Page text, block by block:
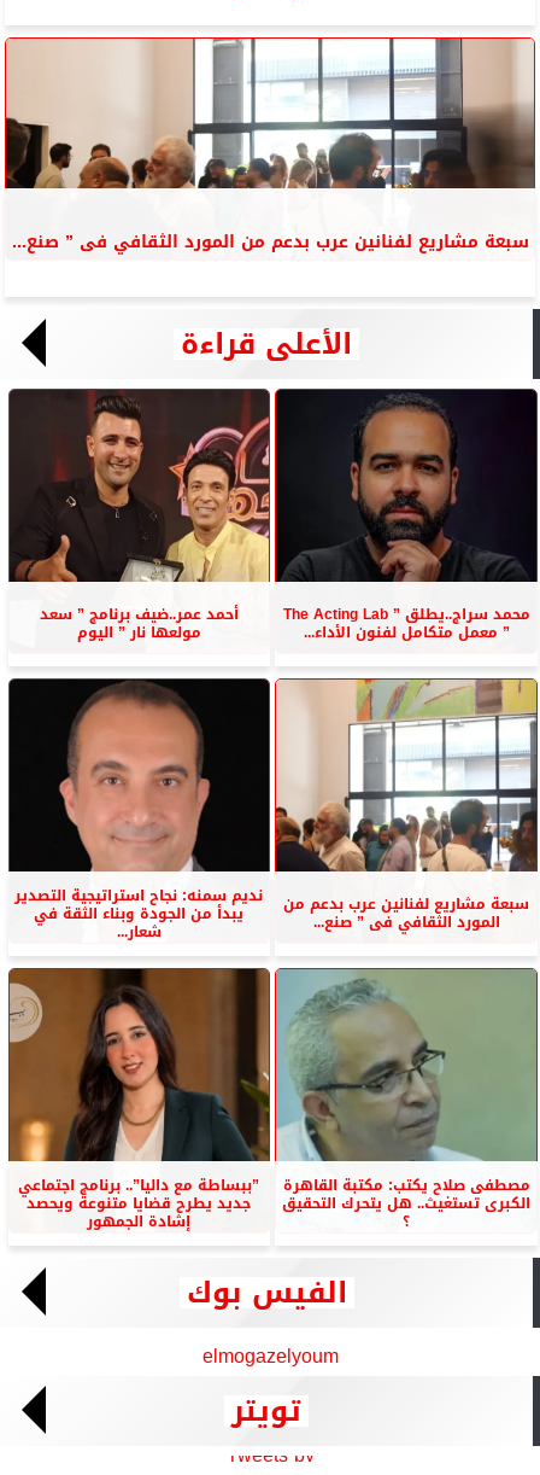
سبعة مشاريع لفنانين عرب بدعم من المورد الثقافي فى ” صنع...
الأعلى قراءة
محمد سراج..يطلق ” The Acting Lab
” معمل متكامل لفنون الأداء...
أحمد عمر..ضيف برنامج ” سعد
مولعها نار ” اليوم
سبعة مشاريع لفنانين عرب بدعم من
المورد الثقافي فى ” صنع...
نديم سمنه: نجاح استراتيجية التصدير
يبدأ من الجودة وبناء الثقة في
شعار...
مصطفى صلاح يكتب: مكتبة القاهرة
الكبرى تستغيث.. هل يتحرك التحقيق
؟
”ببساطة مع داليا”.. برنامج اجتماعي
جديد يطرح قضايا متنوعة ويحصد
إشادة الجمهور
الفيس بوك
elmogazelyoum
تويتر
Tweets by